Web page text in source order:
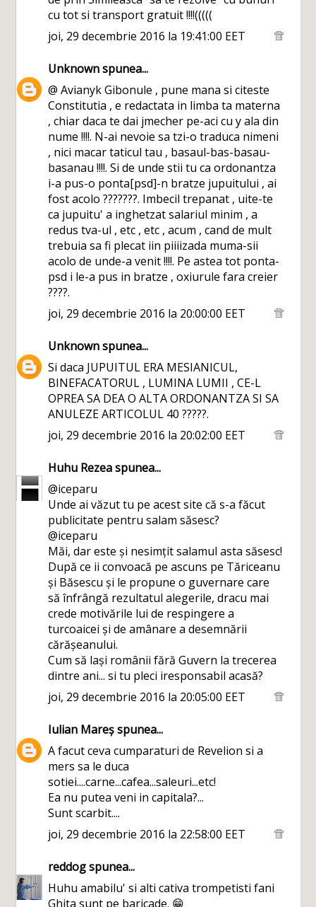
cu tot si transport gratuit !!!!(((((
joi, 29 decembrie 2016 la 19:41:00 EET
Unknownspunea...
@ Avianyk Gibonule , pune mana si citeste
Constitutia , e redactata in limba ta materna
, chiar daca te dai jmecher pe-aci cu y ala din
nume !!!!. N-ai nevoie sa tzi-o traduca nimeni
, nici macar taticul tau , basaul-bas-basau-
basanau !!!!. Si de unde stii tu ca ordonantza
i-a pus-o ponta[psd]-n bratze jupuitului , ai
fost acolo ???????. Imbecil trepanat , uite-te
ca jupuitu' a inghetzat salariul minim , a
redus tva-ul , etc , etc , acum , cand de mult
trebuia sa fi plecat iin piiiizada muma-sii
acolo de unde-a venit !!!!. Pe astea tot ponta-
psd i le-a pus in bratze , oxiurule fara creier
????.
joi, 29 decembrie 2016 la 20:00:00 EET
Unknownspunea...
Si daca JUPUITUL ERA MESIANICUL,
BINEFACATORUL , LUMINA LUMII , CE-L
OPREA SA DEA O ALTA ORDONANTZA SI SA
ANULEZE ARTICOLUL 40 ?????.
joi, 29 decembrie 2016 la 20:02:00 EET
Huhu Rezeaspunea...
@iceparu
Unde ai văzut tu pe acest site că s-a făcut
publicitate pentru salam săsesc?
@iceparu
Măi, dar este și nesimțit salamul asta săsesc!
După ce ii convoacă pe ascuns pe Tăriceanu
și Băsescu și le propune o guvernare care
să înfrângă rezultatul alegerile, dracu mai
crede motivările lui de respingere a
turcoaicei și de amânare a desemnării
cărășeanului.
Cum să lași românii fără Guvern la trecerea
dintre ani... si tu pleci iresponsabil acasă?
joi, 29 decembrie 2016 la 20:05:00 EET
Iulian Mareșspunea...
A facut ceva cumparaturi de Revelion si a
mers sa le duca
sotiei....carne...cafea...saleuri...etc!
Ea nu putea veni in capitala?...
Sunt scarbit....
joi, 29 decembrie 2016 la 22:58:00 EET
reddogspunea...
Huhu amabilu' si alti cativa trompetisti fani
Ghita sunt pe baricade. 😁